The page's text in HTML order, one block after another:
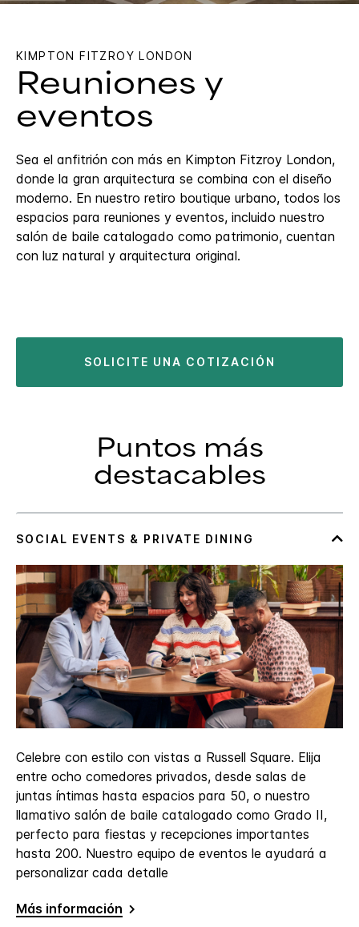
KIMPTON FITZROY LONDON
Reuniones y
eventos
Sea el anfitrión con más en Kimpton Fitzroy London,
donde la gran arquitectura se combina con el diseño
moderno. En nuestro retiro boutique urbano, todos los
espacios para reuniones y eventos, incluido nuestro
salón de baile catalogado como patrimonio, cuentan
con luz natural y arquitectura original.
SOLICITE UNA COTIZACIÓN
Puntos más
destacables
Celebre con estilo con vistas a Russell Square. Elija
entre ocho comedores privados, desde salas de
juntas íntimas hasta espacios para 50, o nuestro
llamativo salón de baile catalogado como Grado II,
perfecto para fiestas y recepciones importantes
hasta 200. Nuestro equipo de eventos le ayudará a
personalizar cada detalle
Más información